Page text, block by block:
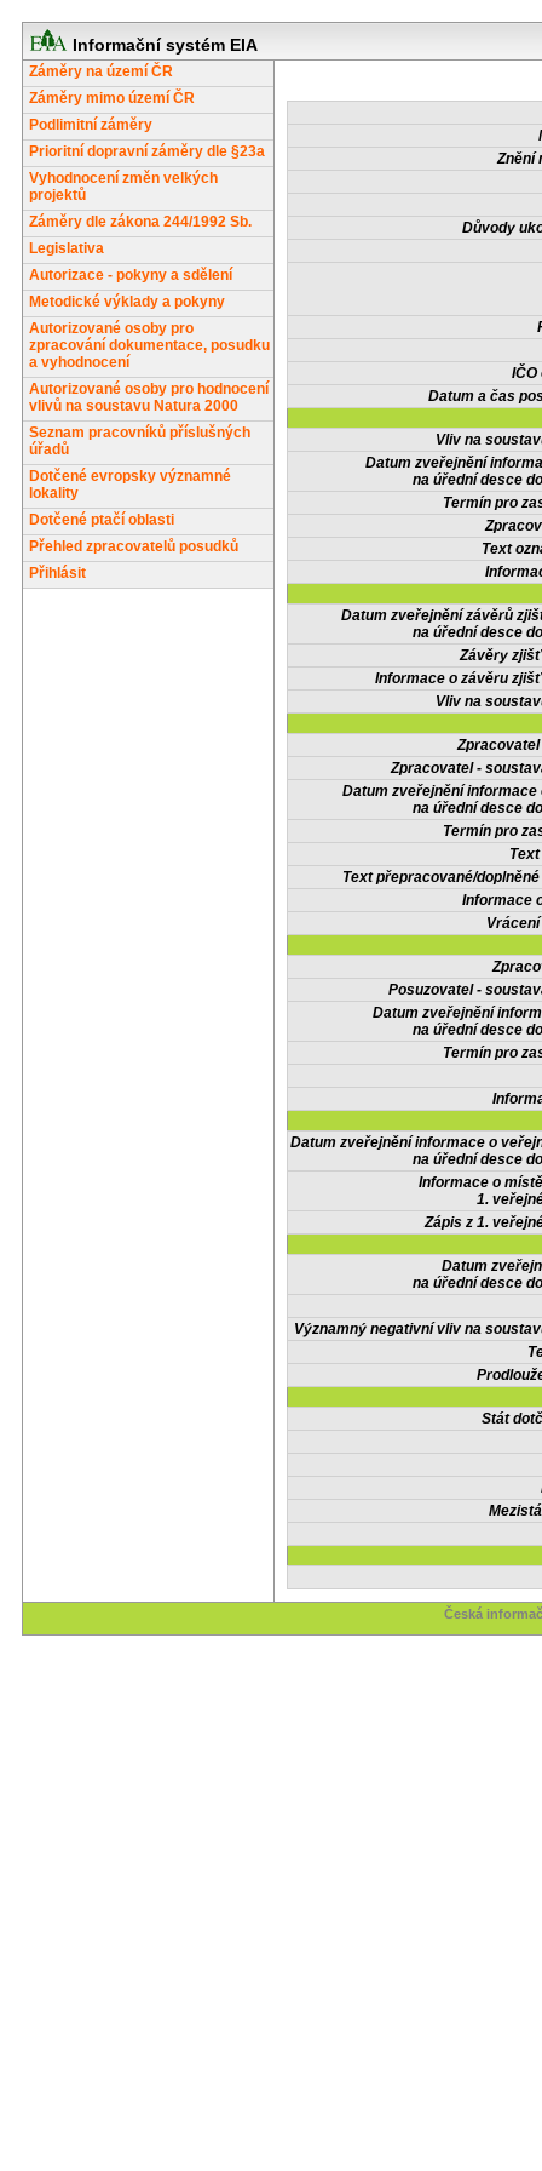
Informační systém EIA
Záměry na území ČR
Záměry mimo území ČR
Podlimitní záměry
Prioritní dopravní záměry dle §23a
Vyhodnocení změn velkých
projektů
Záměry dle zákona 244/1992 Sb.
Legislativa
Autorizace - pokyny a sdělení
Metodické výklady a pokyny
Autorizované osoby pro
zpracování dokumentace, posudku
a vyhodnocení
Autorizované osoby pro hodnocení
vlivů na soustavu Natura 2000
Seznam pracovníků příslušných
úřadů
Dotčené evropsky významné
lokality
Dotčené ptačí oblasti
Přehled zpracovatelů posudků
Přihlásit
Znění
Důvody
IČO
Datum a čas
Vliv na
Datum zveřejnění
na úřední desce
Termín pro
Text
Datum zveřejnění závěrů
na úřední desce
Závěry
Informace o závěru
Vliv na
Zpracovatel -
Datum zveřejnění informace
na úřední desce
Termín pro
Text přepracované/
Informace
Posuzovatel -
Datum zveřejnění
na úřední desce
Termín pro
Datum zveřejnění informace o
na úřední desce
Informace o
1.
Zápis z 1.
Datum
na úřední desce
Významný negativní vliv na
Stát
Česká